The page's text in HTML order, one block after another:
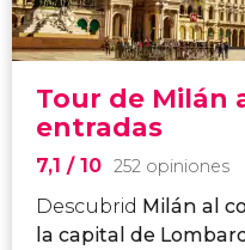
Tour de Milán
entradas
7,1 / 10 252 opiniones
Descubrid Milán al
la capital de